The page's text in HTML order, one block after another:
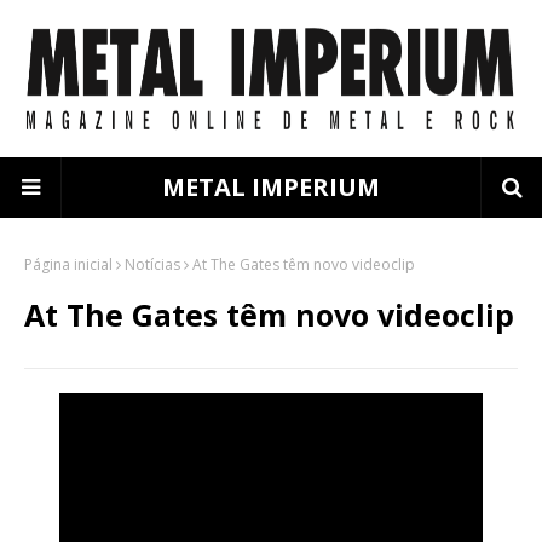
METAL IMPERIUM
Página inicial Notícias At The Gates têm novo videoclip
At The Gates têm novo videoclip